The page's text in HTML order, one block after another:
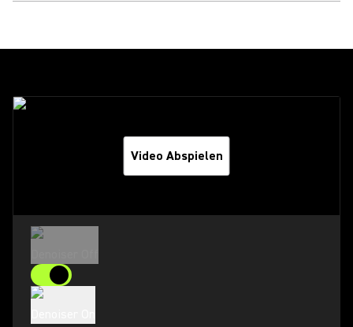
Video Abspielen